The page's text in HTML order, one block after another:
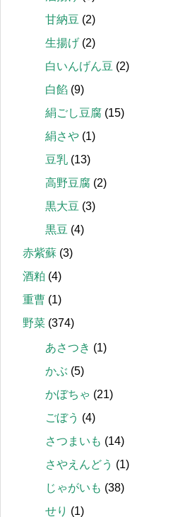
甘納豆 (2)
生揚げ (2)
白いんげん豆 (2)
白餡 (9)
絹ごし豆腐 (15)
絹さや (1)
豆乳 (13)
高野豆腐 (2)
黒大豆 (3)
黒豆 (4)
赤紫蘇 (3)
酒粕 (4)
重曹 (1)
野菜 (374)
あさつき (1)
かぶ (5)
かぼちゃ (21)
ごぼう (4)
さつまいも (14)
さやえんどう (1)
じゃがいも (38)
せり (1)